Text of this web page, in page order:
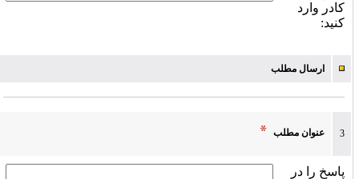
کادر وارد
کنید:
ارسال مطلب
عنوان مطلب
پاسخ را در